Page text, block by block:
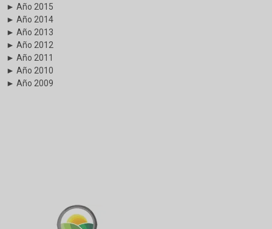
► Año 2015
► Año 2014
► Año 2013
► Año 2012
► Año 2011
► Año 2010
► Año 2009